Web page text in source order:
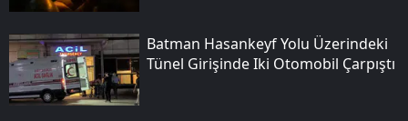
Batman Hasankeyf Yolu Üzerindeki
Tünel Girişinde Iki Otomobil Çarpıştı